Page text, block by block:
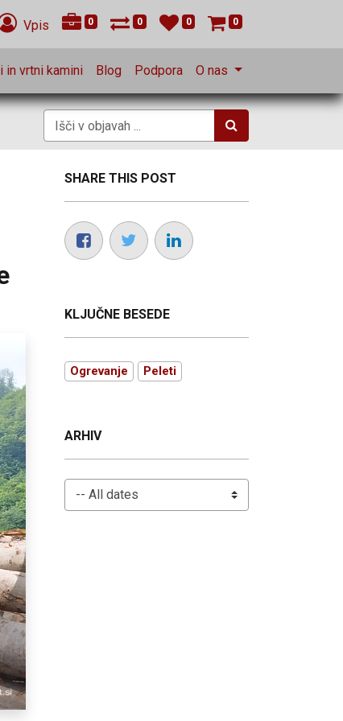
Vpis 0 0 0 0
in vrtni kamini Blog Podpora O nas
SHARE THIS POST
KLJUČNE BESEDE
Ogrevanje Peleti
ARHIV